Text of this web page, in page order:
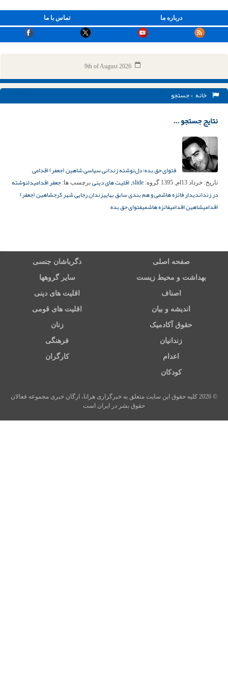
تماس با ما درباره ما
9th of August 2026
خانه > جستجو
نتایج جستجو ...
فتوای حق بده؛ دل‌نوشته زندانی سیاسی شاهین (جعفر) اقدامی
تاریخ: خرداد 13ام, 1395 گروه: slide
, اقلیت های دینی برچسب ها: جعفر اقدامیدلنوشته
در زنداندیدار فائزه هاشمی و هم بندی سابق بهاییزندان رجایی شهر کرجشاهین (جعفر)
اقدامیشاهین اقدامیفائزه هاشمیفتوای حق بده
صفحه اصلی دگرباشان جنسی
بهداشت و محیط زیست سایر گروهها
اصناف اقلیت های دینی
اندیشه و بیان اقلیت های قومی
حقوق آکادمیک زنان
زندانیان فرهنگی
اعدام کارگران
کودکان
© 2026 کلیه حقوق این سایت متعلق به خبرگزاری هرانا، ارگان خبری مجموعه فعالان
حقوق بشر در ایران است